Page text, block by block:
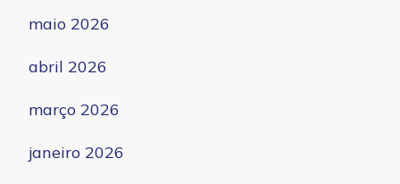
maio 2026
abril 2026
março 2026
janeiro 2026